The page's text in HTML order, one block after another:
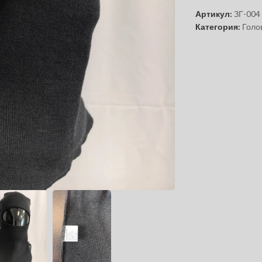
увеличить
Артикул:ЗГ-004
Категория: